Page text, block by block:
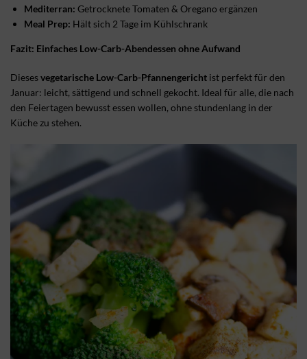
Mediterran: Getrocknete Tomaten & Oregano ergänzen
Meal Prep: Hält sich 2 Tage im Kühlschrank
Fazit: Einfaches Low-Carb-Abendessen ohne Aufwand
Diesesvegetarische Low-Carb-Pfannengericht ist perfekt für den
Januar: leicht, sättigend und schnell gekocht. Ideal für alle, die nach
den Feiertagen bewusst essen wollen, ohne stundenlang in der
Küche zu stehen.